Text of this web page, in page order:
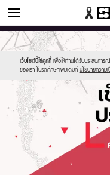
ดูดวง
เว็บไซต์นี้ใช้คุกกี้ เพื่อให้ท่านได้รับประสบการ
ของเรา โปรดศึกษาเพิ่มเติมที่ นโยบายความ
Sanook
//s.isanook.com/sr/0/
new-
sanook.png
600
60
//s.isanook.com/ho/0/ud/fxd/
horoscope-
sunday.jpg